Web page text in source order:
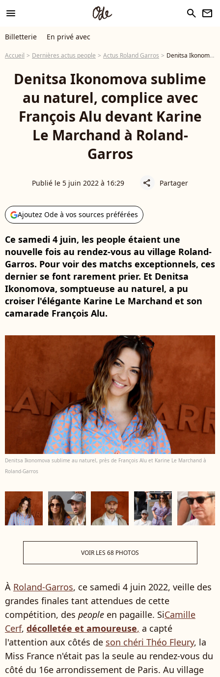
menu search newsletter
Billetterie En privé avec
Accueil Dernières actus people Actus Roland Garros Denitsa Ikonomova sublime au naturel, complice avec François Alu devant Karine Le Marchand à Roland-Garros
Denitsa Ikonomova sublime
au naturel, complice avec
François Alu devant Karine
Le Marchand à Roland-
Garros
Publié le 5 juin 2022 à 16:29 share Partager
Ajoutez Ode à vos sources préférées
Ce samedi 4 juin, les people étaient une
nouvelle fois au rendez-vous au village Roland-
Garros. Pour voir des matchs exceptionnels, ces
dernier se font rarement prier. Et Denitsa
Ikonomova, somptueuse au naturel, a pu
croiser l'élégante Karine Le Marchand et son
camarade François Alu.
Denitsa Ikonomova sublime au naturel, près de François Alu et Karine Le Marchand à
Roland-Garros
VOIR LES 68 PHOTOS
À Roland-Garros, ce samedi 4 juin 2022, veille des
grandes finales tant attendues de cette
compétition, des people en pagaille. SiCamille
Cerf, décolletée et amoureuse, a capté
l'attention aux côtés de son chéri Théo Fleury, la
Miss France n'était pas la seule au rendez-vous du
côté du 16e arrondissement de Paris. Au village